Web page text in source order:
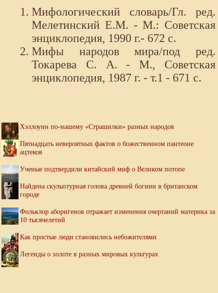
Мифологический словарь/Гл. ред.
Мелетинский Е.М. - М.: Советская
энциклопедия, 1990 г.- 672 с.
Мифы народов мира/под ред.
Токарева С. А. - М., Советская
энциклопедия, 1987 г. - т.1 - 671 с.
Хэллоуин по-нашему «Страшилки» разных народов
Пятнадцать невероятных фактов о божественном пантеоне
ацтеков
Ученые подтвердили китайский миф о Великом потопе
Найдена скульптурная голова древней богини в британском
городе
Фольклор аборигенов отражает изменения очертаний материка за
10 тысячелетий
Как простые люди становились небожителями
Легенды о золоте в разных мировых культурах